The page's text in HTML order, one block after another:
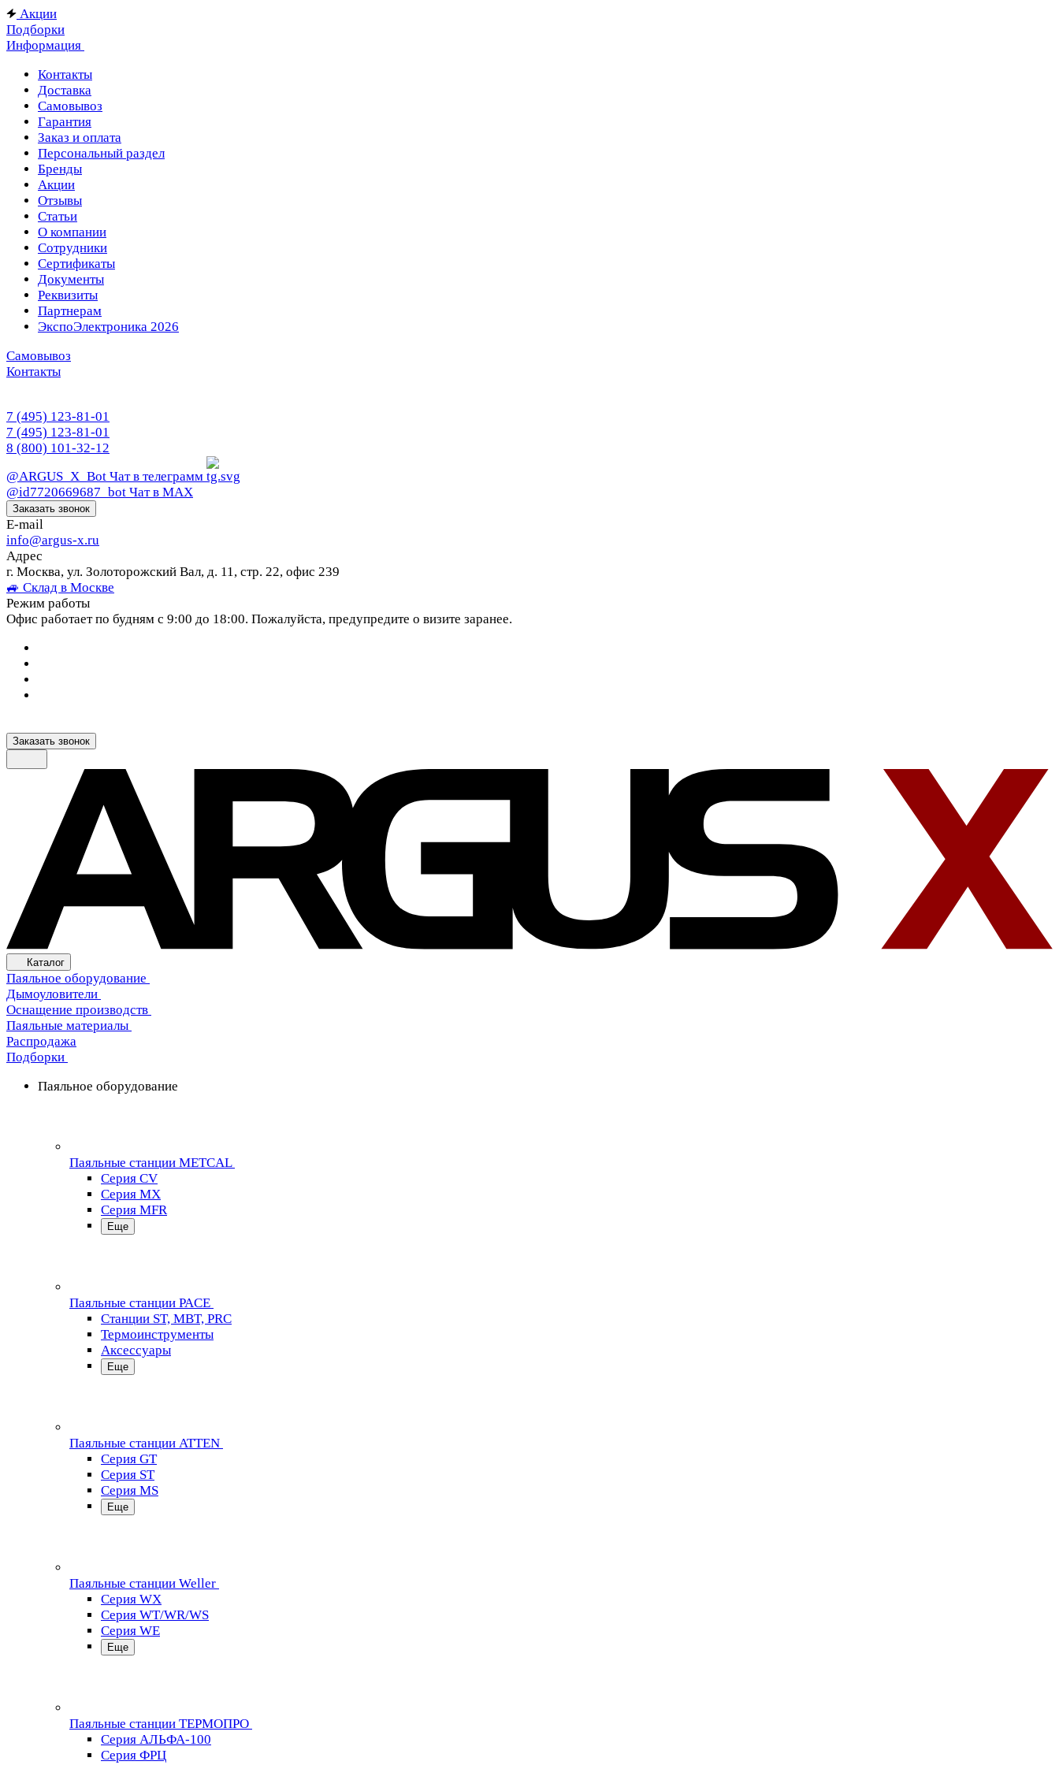
Акции
Подборки
Информация
Контакты
Доставка
Самовывоз
Гарантия
Заказ и оплата
Персональный раздел
Бренды
Акции
Отзывы
Статьи
О компании
Сотрудники
Сертификаты
Документы
Реквизиты
Партнерам
ЭкспоЭлектроника 2026
Самовывоз
Контакты
7 (495) 123-81-01
7 (495) 123-81-01
8 (800) 101-32-12
@ARGUS_X_Bot Чат в телеграмм
@id7720669687_bot Чат в МАХ
Заказать звонок
E-mail
info@argus-x.ru
Адрес
г. Москва, ул. Золоторожский Вал, д. 11, стр. 22, офис 239
🚙 Склад в Москве
Режим работы
Офис работает по будням с 9:00 до 18:00. Пожалуйста, предупредите о визите заранее.
Заказать звонок
Каталог
Паяльное оборудование
Дымоуловители
Оснащение производств
Паяльные материалы
Распродажа
Подборки
Паяльное оборудование
Паяльные станции METCAL
Серия CV
Серия MX
Серия MFR
Еще
Паяльные станции PACE
Станции ST, MBT, PRC
Термоинструменты
Аксессуары
Еще
Паяльные станции ATTEN
Серия GT
Серия ST
Серия MS
Еще
Паяльные станции Weller
Серия WX
Серия WT/WR/WS
Серия WE
Еще
Паяльные станции ТЕРМОПРО
Серия АЛЬФА-100
Серия ФРЦ